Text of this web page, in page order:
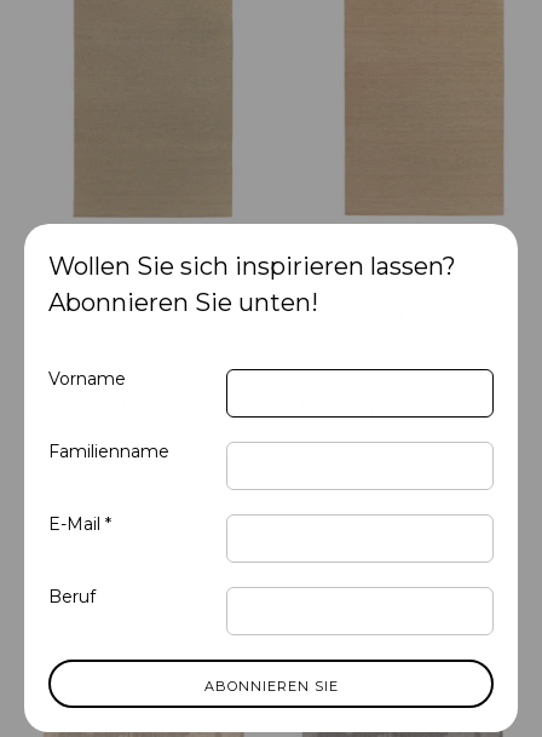
IB16992 Hemp
Es könnte Ihnen auch gefallen
Wollen Sie sich inspirieren lassen?
Abonnieren Sie unten!
Vorname
Familienname
E-Mail *
Beruf